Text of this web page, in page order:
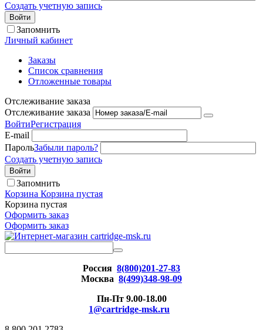
Создать учетную запись
Войти
Запомнить
Личный кабинет
Заказы
Список сравнения
Отложенные товары
Отслеживание заказа
Отслеживание заказа
ВойтиРегистрация
E-mail
ПарольЗабыли пароль?
Создать учетную запись
Войти
Запомнить
Корзина Корзина пустая
Корзина пустая
Оформить заказ
Оформить заказ
Россия 8(800)201-27-83
Москва 8(499)348-98-09
Пн-Пт 9.00-18.00
1@cartridge-msk.ru